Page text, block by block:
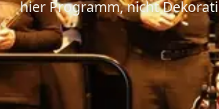
hier Programm, nicht